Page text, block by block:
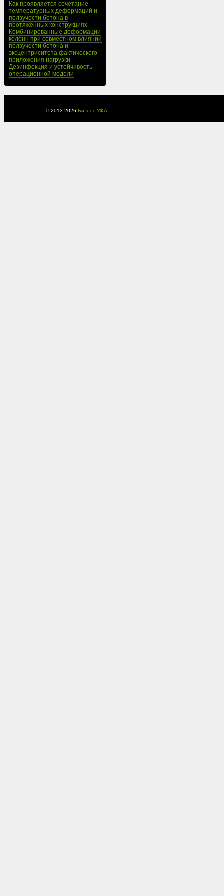
Как проявляется сочетание
температурных деформаций и
ползучести бетона в
протяжённых конструкциях
Комбинированные деформации
колонн при совместном влиянии
ползучести бетона и
эксцентриситета фактического
приложения нагрузки
Дезинфекция и устойчивость
операционной модели
© 2013-2026 Бизнес УФА